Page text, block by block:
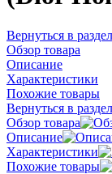
Вернуться в раздел
Обзор товара
Описание
Характеристики
Похожие товары
Вернуться в раздел
Обзор товара
Описание
Характеристики
Похожие товары